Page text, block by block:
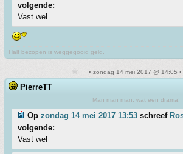
volgende:
Vast wel
Half bezopen is weggegooid geld.
• zondag 14 mei 2017 @ 14:05 •
PierreTT
Man man man, wat een drama!
Op zondag 14 mei 2017 13:53 schreef
volgende:
Vast wel